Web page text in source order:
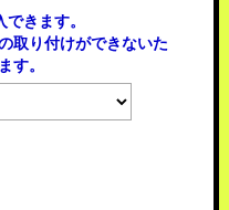
きます。
取り付けができないた
す。